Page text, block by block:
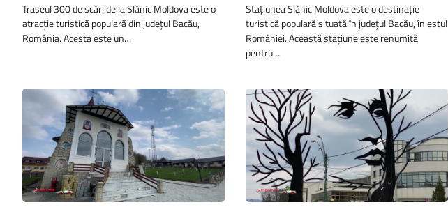
Traseul 300 de scări de la Slănic Moldova este o
atracție turistică populară din județul Bacău,
România. Acesta este un…
Stațiunea Slănic Moldova este o destinație
turistică populară situată în județul Bacău, în estul
României. Această stațiune este renumită
pentru…